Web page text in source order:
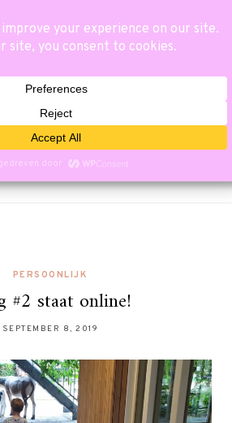
PERSOONLIJK
#2 staat online!
SEPTEMBER 8, 2019